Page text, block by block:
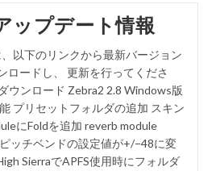
ップデート情報
以下のリンクから最新バージョン
ロードし、 更新を行ってくださ
ウンロード Zebra2 2.8 Windows版
プリセットフォルダの追加 スキン
にFoldを追加 reverb module
ッチベンドの設定値が+/−48に変
SierraでAPFS使用時にフォルダ